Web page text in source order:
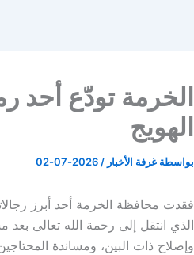
الخرمة تودّع أحد
الهويج
بواسطة غرفة الأخبار /
2026-07-02
فقدت محافظة الخرمة أحد أبرز
الذي انتقل إلى رحمة الله تعالى
وإصلاح ذات البين، ومساندة